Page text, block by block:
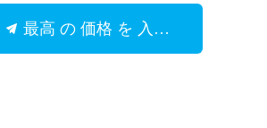
最高 の 価格 を 入手 する